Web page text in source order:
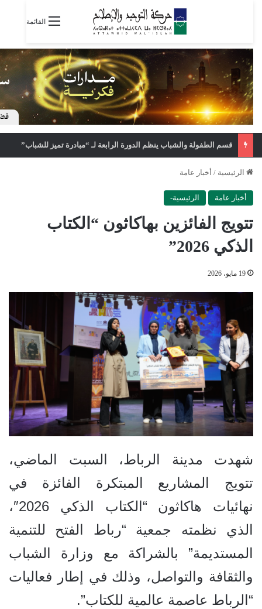
القائمة
قسم الطفولة والشباب ينظم الدورة الرابعة لـ “مبادرة تميز للشباب”
الرئيسية / أخبار عامة
أخبار عامة الرئيسية-
تتويج الفائزين بهاكاثون “الكتاب
الذكي 2026”
19 مايو، 2026
شهدت مدينة الرباط، السبت الماضي،
تتويج المشاريع المبتكرة الفائزة في
نهائيات هاكاثون “الكتاب الذكي 2026″،
الذي نظمته جمعية “رباط الفتح للتنمية
المستديمة” بالشراكة مع وزارة الشباب
والثقافة والتواصل، وذلك في إطار فعاليات
“الرباط عاصمة عالمية للكتاب”.